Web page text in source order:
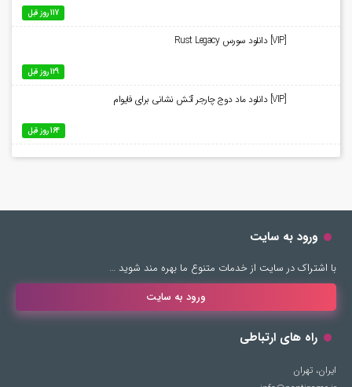
117 روز قبل
[VIP] دانلود سورس Rust Legacy
129 روز قبل
[VIP] دانلود ماد دوج چارجر آتش نشانی برای فایوام
164 روز قبل
ورود به سایت
با اشتراک در سایت از خدمات متنوع ما بهره مند شوید …
ورود به سایت
راه های ارتباطی
ایران، تهران